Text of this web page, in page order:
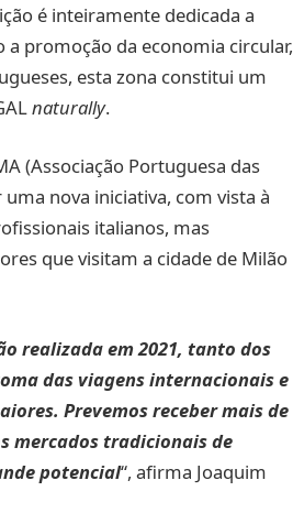
é inteiramente dedicada a
promoção da economia circular,
esta zona constitui um
naturally.
(Associação Portuguesa das
nova iniciativa, com vista à
italianos, mas
que visitam a cidade de Milão
realizada em 2021, tanto dos
das viagens internacionais e
Prevemos receber mais de
mercados tradicionais de
potencial“, afirma Joaquim